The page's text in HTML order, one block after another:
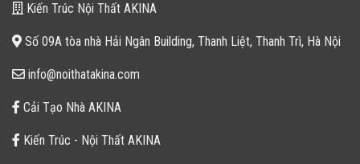
Kiến Trúc Nội Thất AKINA
Số 09A tòa nhà Hải Ngân Building, Thanh Liệt, Thanh Trì, Hà Nội
info@noithatakina.com
Cải Tạo Nhà AKINA
Kiến Trúc - Nội Thất AKINA